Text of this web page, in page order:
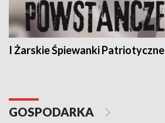
I Żarskie Śpiewanki Patriotyczne
GOSPODARKA